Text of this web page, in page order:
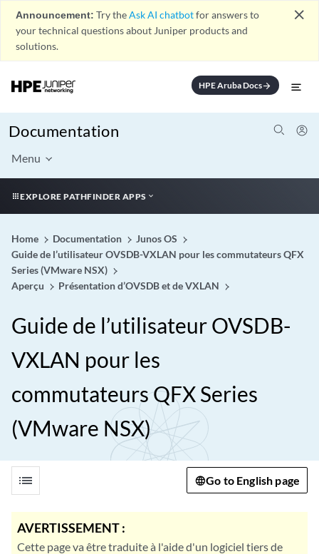
Announcement: Try theAsk AI chatbotfor answers to
your technical questions about Juniper products and
solutions.
close
HPE Aruba Docsarrow_forward
Documentation
Menu
EXPLORE PATHFINDER APPS
Home Documentation
Junos OS
Guide de l’utilisateur OVSDB-VXLAN pour les commutateurs QFX
Series (VMware NSX)
Aperçu
Présentation d’OVSDB et de VXLAN
Guide de l’utilisateur OVSDB-
VXLAN pour les
commutateurs QFX Series
(VMware NSX)
list Go to English page
AVERTISSEMENT :
Cette page va être traduite à l'aide d'un logiciel tiers de